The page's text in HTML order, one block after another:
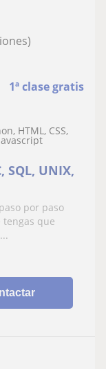
1ª clase gratis
HTML, CSS,
SQL, UNIX,
por paso
que